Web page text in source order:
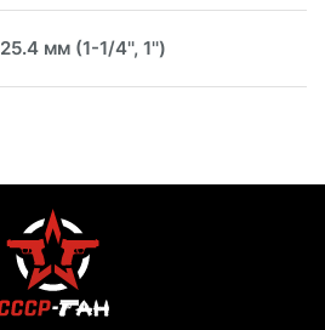
25.4 мм (1-1/4'', 1'')